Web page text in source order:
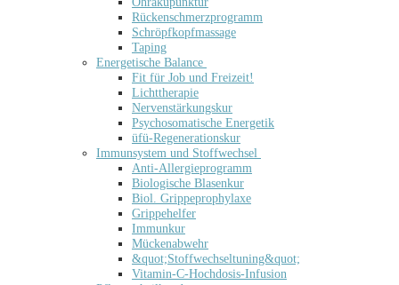
Rückenschmerzprogramm
Schröpfkopfmassage
Taping
Energetische Balance
Fit für Job und Freizeit!
Lichttherapie
Nervenstärkungskur
Psychosomatische Energetik
üfü-Regenerationskur
Immunsystem und Stoffwechsel
Anti-Allergieprogramm
Biologische Blasenkur
Biol. Grippeprophylaxe
Grippehelfer
Immunkur
Mückenabwehr
&quot;Stoffwechseltuning&quot;
Vitamin-C-Hochdosis-Infusion